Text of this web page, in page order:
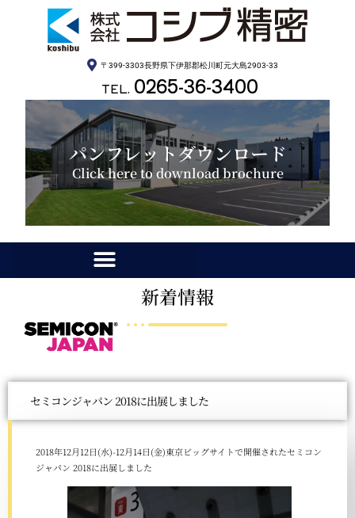
〒399-3303長野県下伊那郡松川町元大島2903-33
TEL. 0265-36-3400
パンフレットダウンロード
Click here to download brochure
新着情報
セミコンジャパン 2018に出展しました
2018年12月12日(水)-12月14日(金)東京ビッグサイトで開催されたセミコン
ジャパン 2018に出展しました